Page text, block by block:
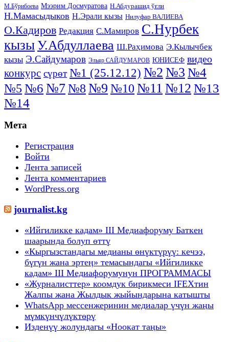
М.Бўрибоева Мээрим Досмуратова Н.Абдурашид ўғли
Н.Мамасыдыков Н.Эрали кызы Нилуфар ВАЛИЕВА
О.Кадиров Редакция С.Мамиров С.Нурбек
кызыУ.Абдуллаева Ш.Раҳимова Э.Кылычбек
кызы Э.Сайдумаров Эльяр САЙДУМАРОВ ЮНИСЕФ видео
конкурс сүрөт №1 (25.12.12) №2 №3 №4
№5 №6 №7№8 №9 №10 №11 №12 №13
№14
Мета
Регистрация
Войти
Лента записей
Лента комментариев
WordPress.org
journalist.kg
«Ийгиликке кадам» III Медиафоруму Баткен
шаарында болуп өттү
«Кыргызстандагы медианы өнүктүрүү: кечээ,
бүгүн жана эртеӊ» темасындагы «Ийгиликке
кадам» III Медиафорумунун ПРОГРАММАСЫ
«Журналисттер» коомдук бирикмеси IFEXтин
Жалпы жана Жылдык жыйындарына катышты
WhatsApp мессенжеринин медиалар үчүн жаңы
мүмкүнчүлүктөрү
Изденүү жолундагы «Ноокат таңы»